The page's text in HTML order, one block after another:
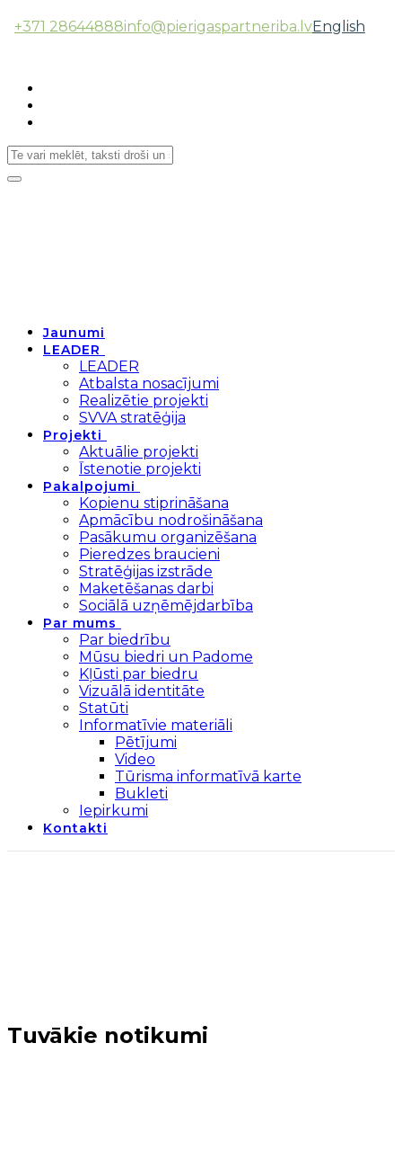
+371 28644888info@pierigaspartneriba.lvEnglish
Toggle
Jaunumi
LEADER
LEADER
Atbalsta nosacījumi
Realizētie projekti
SVVA stratēģija
Projekti
Aktuālie projekti
Īstenotie projekti
Pakalpojumi
Kopienu stiprināšana
Apmācību nodrošināšana
Pasākumu organizēšana
Pieredzes braucieni
Stratēģijas izstrāde
Maketēšanas darbi
Sociālā uzņēmējdarbība
Par mums
Par biedrību
Mūsu biedri un Padome
Kļūsti par biedru
Vizuālā identitāte
Statūti
Informatīvie materiāli
Pētījumi
Video
Tūrisma informatīvā karte
Bukleti
Iepirkumi
Kontakti
Tuvākie notikumi